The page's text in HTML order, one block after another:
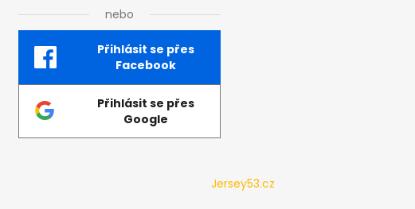
nebo
Přihlásit se přes
Facebook
Přihlásit se přes
Google
Jersey53.cz